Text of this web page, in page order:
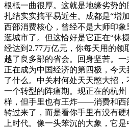
根柢一曲很厚。这就是地缘劣势
扎结实实搞平易近生。成都是“增
西部消费核心，曾经不是大师印
逛城市了。但这恰好是它正在“休
经达到2.77万亿元，你每天用的领
越了良多部的省会。回身坚苦。
正在成为中国经济的第四极，今
了什么。中关村何处天天憋大招
一个转型的阵痛期。现正在的杭
样，但手里也有王炸——消费和西
转过来了，而是看你手里有没有
上时代。像一头笨沉的大象，它